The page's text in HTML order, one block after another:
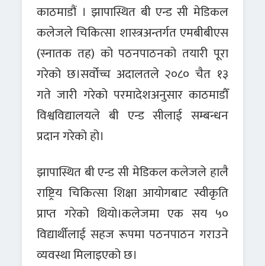
काठमाडौं । झापास्थित बी एन्ड सी मेडिकल
कलेजले चिकित्सा शास्त्रअन्तर्गत एमबीबीएस
(स्नातक तह) को पठनपाठनको तयारी पूरा
गरेको छ।सर्वोच्च अदालतले २०८० चैत १३
गते जारी गरेको परमादेशअनुसार काठमाडौँ
विश्वविद्यालयले बी एन्ड सीलाई सम्बन्धन
प्रदान गरेको हो।
झापास्थित बी एन्ड सी मेडिकल कलेजले हालै
राष्ट्रिय चिकित्सा शिक्षा आयोगबाट स्वीकृति
प्राप्त गरेको थियो।कलेजमा एक सय ५०
विद्यार्थीलाई सहज रूपमा पठनपाठन गराउने
व्यवस्था मिलाइएको छ।